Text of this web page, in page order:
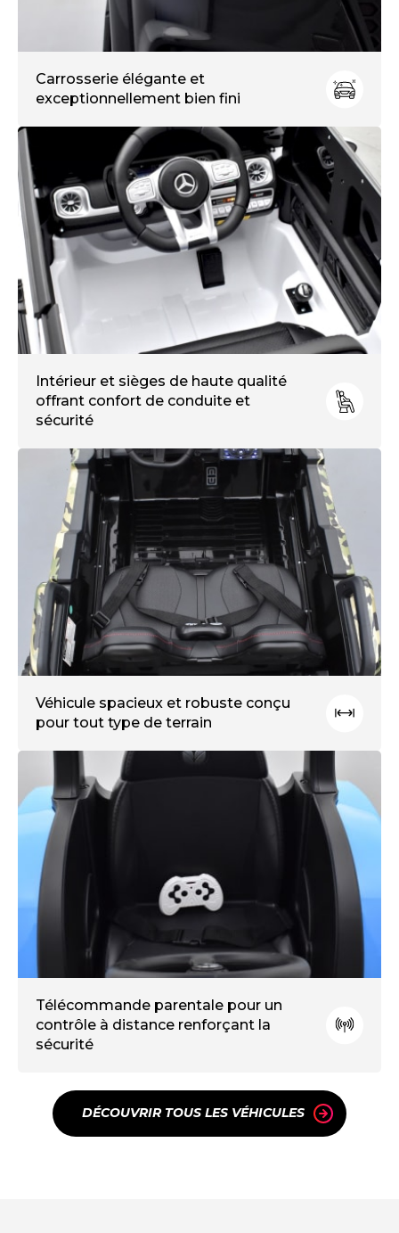
Carrosserie élégante et
exceptionnellement bien fini
Intérieur et sièges de haute qualité
offrant confort de conduite et
sécurité
Véhicule spacieux et robuste conçu
pour tout type de terrain
Télécommande parentale pour un
contrôle à distance renforçant la
sécurité
DÉCOUVRIR TOUS LES VÉHICULES